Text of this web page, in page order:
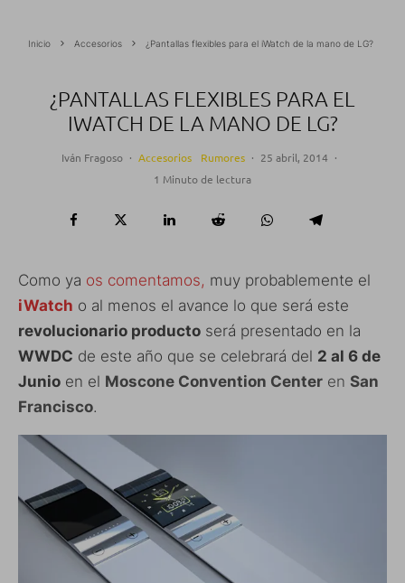
Inicio Accesorios ¿Pantallas flexibles para el iWatch de la mano de LG?
¿PANTALLAS FLEXIBLES PARA EL
IWATCH DE LA MANO DE LG?
Iván Fragoso · Accesorios Rumores · 25 abril, 2014 ·
1 Minuto de lectura
Como ya os comentamos, muy probablemente el
iWatch o al menos el avance lo que será este
revolucionario producto será presentado en la
WWDC de este año que se celebrará del 2 al 6 de
Junio en el Moscone Convention Center en San
Francisco.